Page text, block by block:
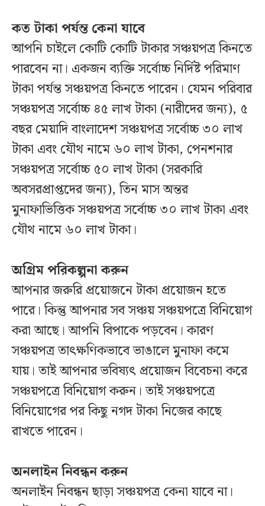
কত টাকা পর্যন্ত কেনা যাবে
আপনি চাইলে কোটি কোটি টাকার সঞ্চয়পত্র কিনতে
পারবেন না। একজন ব্যক্তি সর্বোচ্চ নির্দিষ্ট পরিমাণ
টাকা পর্যন্ত সঞ্চয়পত্র কিনতে পারেন। যেমন পরিবার
সঞ্চয়পত্র সর্বোচ্চ ৪৫ লাখ টাকা (নারীদের জন্য), ৫
বছর মেয়াদি বাংলাদেশ সঞ্চয়পত্র সর্বোচ্চ ৩০ লাখ
টাকা এবং যৌথ নামে ৬০ লাখ টাকা, পেনশনার
সঞ্চয়পত্র সর্বোচ্চ ৫০ লাখ টাকা (সরকারি
অবসরপ্রাপ্তদের জন্য), তিন মাস অন্তর
মুনাফাভিত্তিক সঞ্চয়পত্র সর্বোচ্চ ৩০ লাখ টাকা এবং
যৌথ নামে ৬০ লাখ টাকা।
অগ্রিম পরিকল্পনা করুন
আপনার জরুরি প্রয়োজনে টাকা প্রয়োজন হতে
পারে। কিন্তু আপনার সব সঞ্চয় সঞ্চয়পত্রে বিনিয়োগ
করা আছে। আপনি বিপাকে পড়বেন। কারণ
সঞ্চয়পত্র তাৎক্ষণিকভাবে ভাঙালে মুনাফা কমে
যায়। তাই আপনার ভবিষ্যৎ প্রয়োজন বিবেচনা করে
সঞ্চয়পত্রে বিনিয়োগ করুন। তাই সঞ্চয়পত্রে
বিনিয়োগের পর কিছু নগদ টাকা নিজের কাছে
রাখতে পারেন।
অনলাইন নিবন্ধন করুন
অনলাইন নিবন্ধন ছাড়া সঞ্চয়পত্র কেনা যাবে না।